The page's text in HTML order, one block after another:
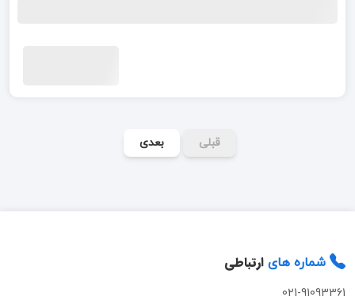
قبلی بعدی
شماره های ارتباطی
021-91093361